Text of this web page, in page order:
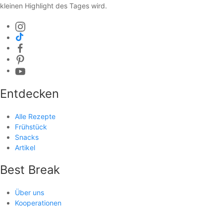
kleinen Highlight des Tages wird.
Entdecken
Alle Rezepte
Frühstück
Snacks
Artikel
Best Break
Über uns
Kooperationen